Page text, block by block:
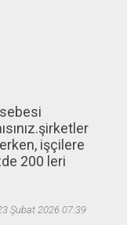
işçilere
200 leri
Şubat 2026 07:39